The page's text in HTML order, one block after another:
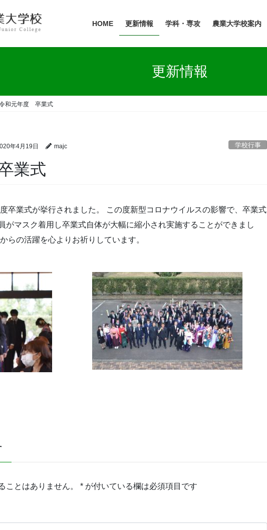
HOME 更新情報 学科・専攻 農業大学校案内
更新情報
和元年度 卒業式
年4月19日 majc 学校行事
業式
卒業式が挙行されました。 この度新型コロナウイルスの影響で、卒業式
がマスク着用し卒業式自体が大幅に縮小され実施することができまし
らの活躍を心よりお祈りしています。
ことはありません。 * が付いている欄は必須項目です